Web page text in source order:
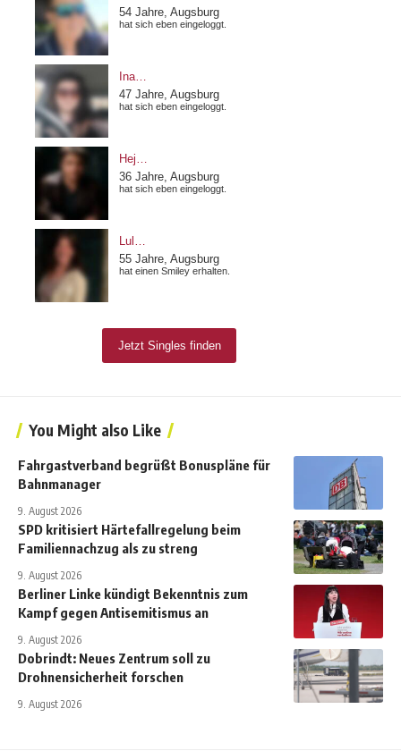
You Might also Like
Fahrgastverband begrüßt Bonuspläne für
Bahnmanager
9. August 2026
SPD kritisiert Härtefallregelung beim
Familiennachzug als zu streng
9. August 2026
Berliner Linke kündigt Bekenntnis zum
Kampf gegen Antisemitismus an
9. August 2026
Dobrindt: Neues Zentrum soll zu
Drohnensicherheit forschen
9. August 2026